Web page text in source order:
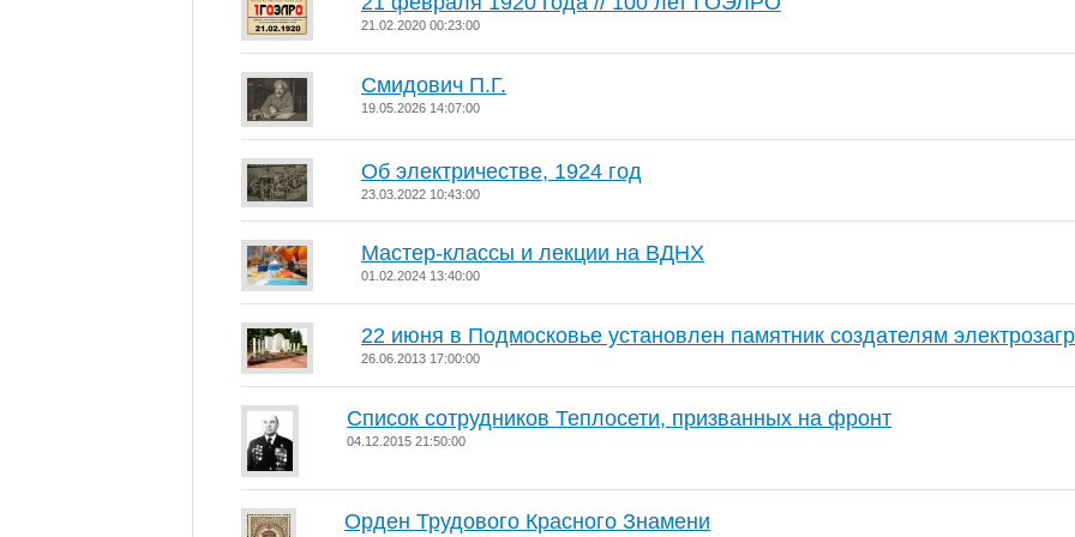
21.02.2020 00:23:00
Смидович П.Г.
19.05.2026 14:07:00
Об электричестве, 1924 год
23.03.2022 10:43:00
Мастер-классы и лекции на ВДНХ
01.02.2024 13:40:00
22 июня в Подмосковье установлен памятник создателям
26.06.2013 17:00:00
Список сотрудников Теплосети, призванных на фронт
04.12.2015 21:50:00
Орден Трудового Красного Знамени